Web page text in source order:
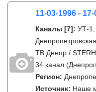
11-03-1996 -
Каналы [7]: УТ-1,
ТВ Днепр /
34 канал
Регион:
Источник: Наше